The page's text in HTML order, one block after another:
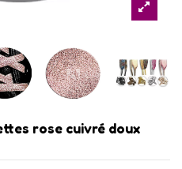
rose cuivré doux